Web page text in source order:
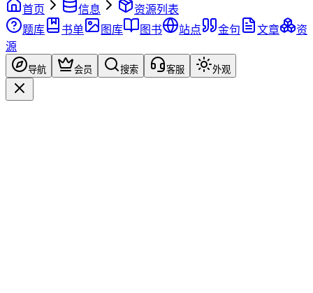
首页
信息
资源列表
题库
书单 图库 图书 站点 金句 文章
资
源
导航 会员 搜索 客服 外观